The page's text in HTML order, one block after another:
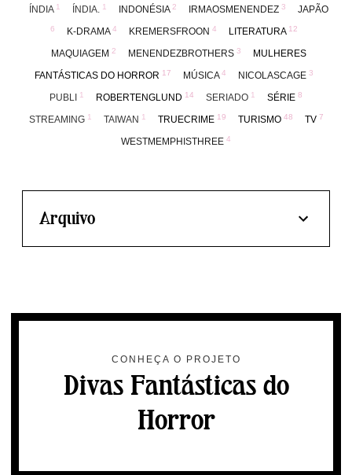
ÍNDIA 1 ÍNDIA. 1 INDONÉSIA 2 IRMAOSMENENDEZ 3 JAPÃO
6 K-DRAMA4 KREMERSFROON 4 LITERATURA 12
MAQUIAGEM 2 MENENDEZBROTHERS 3
MULHERES
FANTÁSTICAS DO HORROR 17 MÚSICA4 NICOLASCAGE 3
PUBLI 1 ROBERTENGLUND 14 SERIADO 1 SÉRIE 8
STREAMING 1 TAIWAN 1 TRUECRIME 19 TURISMO 48 TV 7
WESTMEMPHISTHREE 4
Arquivo
CONHEÇA O PROJETO
Divas Fantásticas do
Horror